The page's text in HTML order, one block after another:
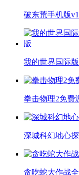
破东荒手机版
我的世界国际
拳击物理2免费
深城科幻地心
贪吃蛇大作战